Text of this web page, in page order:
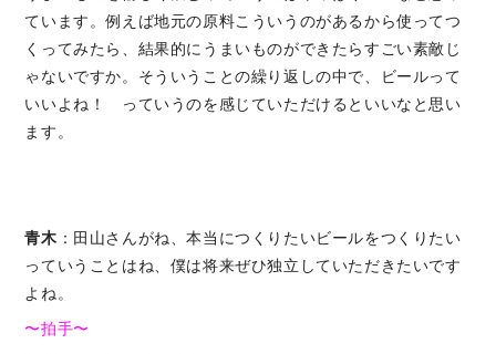
ています。例えば地元の原料こういうのがあるから使ってつ
くってみたら、結果的にうまいものができたらすごい素敵じ
ゃないですか。そういうことの繰り返しの中で、ビールって
いいよね！ っていうのを感じていただけるといいなと思い
ます。
青木 ：田山さんがね、本当につくりたいビールをつくりたい
っていうことはね、僕は将来ぜひ独立していただきたいです
よね。
〜拍手〜